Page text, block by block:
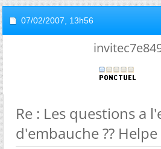
07/02/2007, 13h56
Re : Les questions a
d'embauche ??